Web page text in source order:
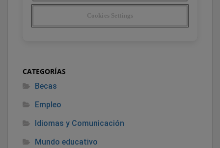
CATEGORÍAS
Becas
Empleo
Idiomas y Comunicación
Mundo educativo